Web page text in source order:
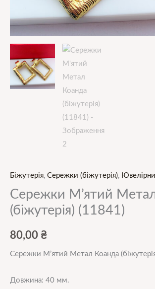
Біжутерія, Сережки (біжутерія),
Сережки М’ятий
(біжутерія) (11841)
80,00 ₴
Сережки М’ятий Метал Коанда
Довжина: 40 мм.